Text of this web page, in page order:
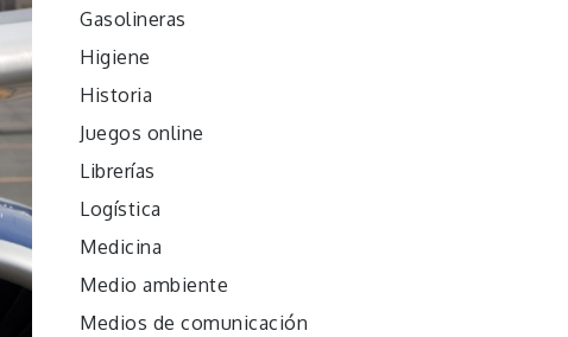
Gasolineras
Higiene
Historia
Juegos online
Librerías
Logística
Medicina
Medio ambiente
Medios de comunicación